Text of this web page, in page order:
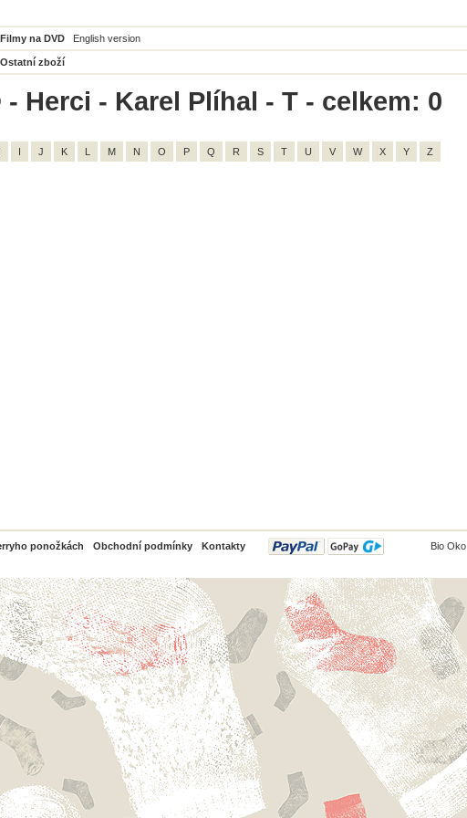
Filmy na DVD English version
Ostatní zboží
- Herci - Karel Plíhal - T - celkem: 0
I J K L M N O P Q R S T U V W X Y Z
ponožkách Obchodní podmínky Kontakty
PayPal Bio Oko